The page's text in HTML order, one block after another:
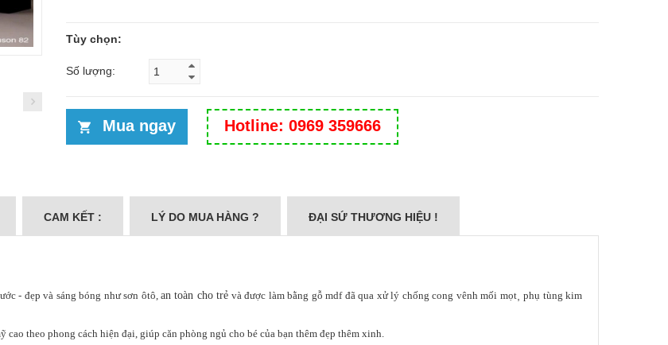
Tùy chọn:
Số lượng:
Mua ngay Hotline: 0969 359666
CAM KẾT : LÝ DO MUA HÀNG ? ĐẠI SỨ THƯƠNG HIỆU !
- đẹp và sáng bóng như sơn ôtô, an toàn cho trẻ và được làm bằng gỗ mdf đã qua xử lý chống cong vênh mối mọt,phụ tùng kim
theo phong cách hiện đại, giúp căn phòng ngủ cho bé của bạn thêm đẹp thêm xinh.